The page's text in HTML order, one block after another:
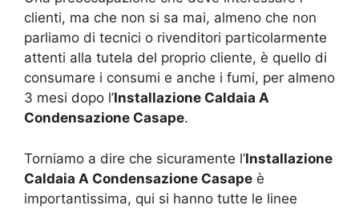
clienti, ma che non si sa mai, almeno che non
parliamo di tecnici o rivenditori particolarmente
attenti alla tutela del proprio cliente, è quello di
consumare i consumi e anche i fumi, per almeno
3 mesi dopo l’Installazione Caldaia A
Condensazione Casape.
Torniamo a dire che sicuramente l’Installazione
Caldaia A Condensazione Casape è
importantissima, qui si hanno tutte le linee